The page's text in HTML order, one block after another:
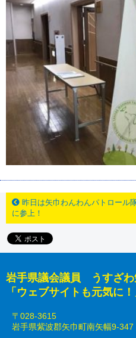
昨日は矢巾わんわんパトロール
に参上！
岩手県議会議員 うすざわ
「ウェブサイトも元気に！
〒028-3615
岩手県紫波郡矢巾町南矢幅9-347